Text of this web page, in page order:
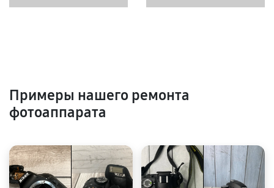
Примеры нашего ремонта
фотоаппарата